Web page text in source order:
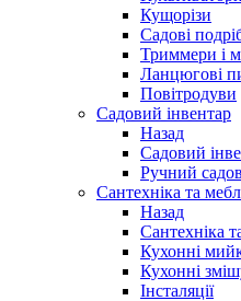
Кущорізи
Садові
Триммери і
Ланцюгові
Повітродуви
Садовий інвентар
Назад
Садовий
Ручний
Сантехніка та
Назад
Сантехніка
Кухонні
Кухонні
Інсталяції